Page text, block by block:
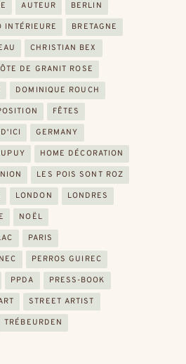
AUTEUR BERLIN
INTÉRIEURE BRETAGNE
CHRISTIAN BEX
DE GRANIT ROSE
DOMINIQUE ROUCH
FÊTES
GERMANY
HOME DÉCORATION
LES POIS SONT ROZ
LONDON LONDRES
NOËL
PARIS
PERROS GUIREC
PPDA PRESS-BOOK
STREET ARTIST
TRÉBEURDEN